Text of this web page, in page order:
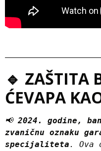
🔹 ZAŠTITA
ĆEVAPA
📢 2024. godine,
zvaničnu oznaku
specijaliteta. Ova